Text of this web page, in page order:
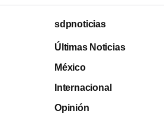
sdpnoticias
Últimas Noticias
México
Internacional
Opinión